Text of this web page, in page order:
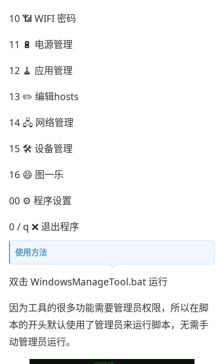
10 📶 WIFI 密码
11 🔋 电源管理
12 🧹 应用管理
13 ✏️ 编辑hosts
14 🖧 网络管理
15 🛠️ 设备管理
16 😄 图一乐
00 ⚙️ 程序设置
0 / q ❌ 退出程序
使用方法
双击 WindowsManageTool.bat 运行
因为工具的很多功能需要管理员权限，所以在脚
本的开头默认使用了管理员来运行脚本，无需手
动管理员运行。